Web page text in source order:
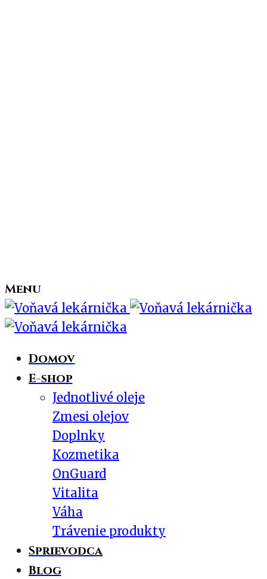
Menu
Domov
E-shop
Jednotlivé oleje
Zmesi olejov
Doplnky
Kozmetika
OnGuard
Vitalita
Váha
Trávenie produkty
Sprievodca
Blog